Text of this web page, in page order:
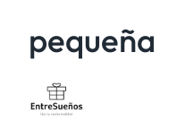
pequeña